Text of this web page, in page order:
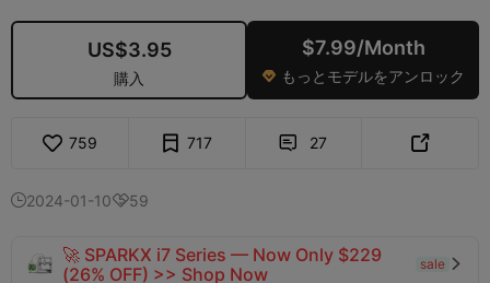
US$3.95
購入
$7.99/Month
 もっとモデルをアンロック
759 717  27 
2024-01-1059
🚀 SPARKX i7 Series — Now Only $229
(26% OFF) >> Shop Now
sale 